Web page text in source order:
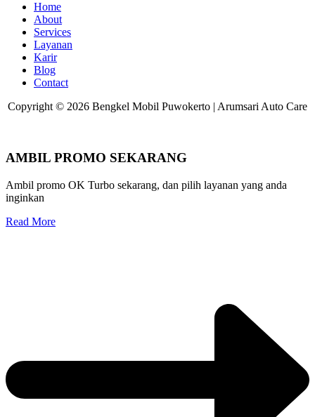
Home
About
Services
Layanan
Karir
Blog
Contact
Copyright © 2026 Bengkel Mobil Puwokerto | Arumsari Auto Care
AMBIL PROMO SEKARANG
Ambil promo OK Turbo sekarang, dan pilih layanan yang anda
inginkan
Read More